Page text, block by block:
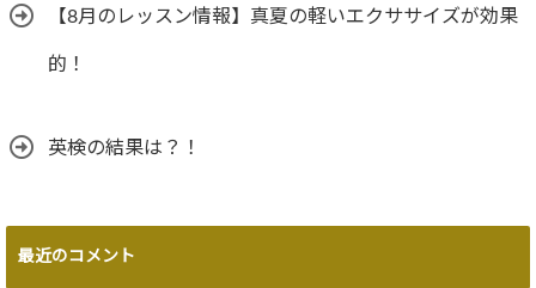
【8月のレッスン情報】真夏の軽いエクササイズが効果
的！
英検の結果は？！
最近のコメント